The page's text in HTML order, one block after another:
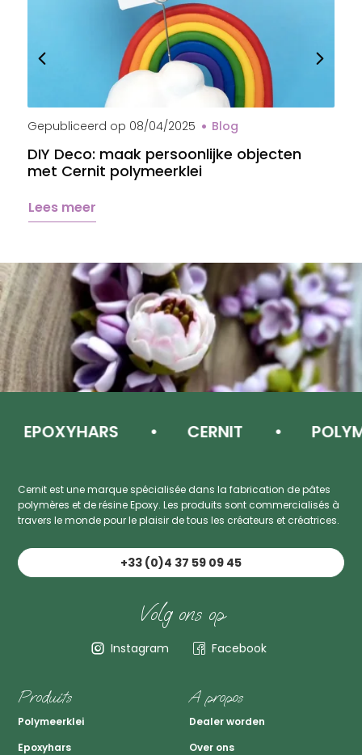
Gepubliceerd op 08/04/2025 Blog
DIY Deco: maak persoonlijke objecten
met Cernit polymeerklei
Lees meer
EPOXYHARS CERNIT
Cernit est une marque spécialisée dans la fabrication de pâtes
polymères et de résine Epoxy. Les produits sont commercialisés à
travers le monde pour le plaisir de tous les créateurs et créatrices.
+33 (0)4 37 59 09 45
Volg ons op
Instagram Facebook
Produits
Polymeerklei
Epoxyhars
A propos
Dealer worden
Over ons